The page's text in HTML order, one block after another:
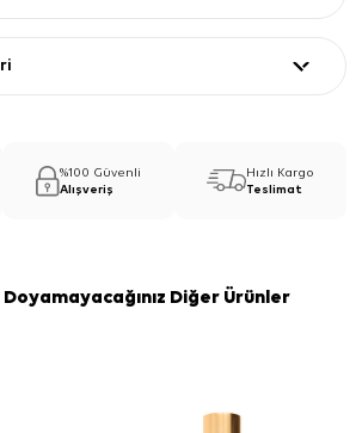
%100 Güvenli
Alışveriş
Hızlı Kargo
Teslimat
Diğer Ürünler